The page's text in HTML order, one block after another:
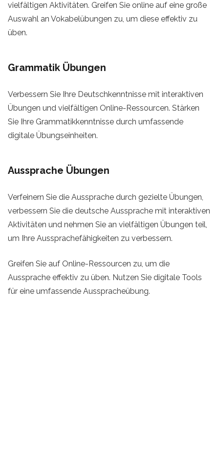
vielfältigen Aktivitäten. Greifen Sie online auf eine große
Auswahl an Vokabelübungen zu, um diese effektiv zu
üben.
Grammatik Übungen
Verbessern Sie Ihre Deutschkenntnisse mit interaktiven
Übungen und vielfältigen Online-Ressourcen. Stärken
Sie Ihre Grammatikkenntnisse durch umfassende
digitale Übungseinheiten.
Aussprache Übungen
Verfeinern Sie die Aussprache durch gezielte Übungen,
verbessern Sie die deutsche Aussprache mit interaktiven
Aktivitäten und nehmen Sie an vielfältigen Übungen teil,
um Ihre Aussprachefähigkeiten zu verbessern.
Greifen Sie auf Online-Ressourcen zu, um die
Aussprache effektiv zu üben. Nutzen Sie digitale Tools
für eine umfassende Ausspracheübung.